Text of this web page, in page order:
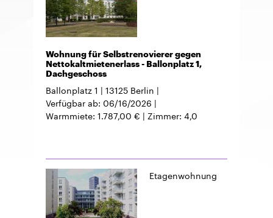
Wohnung für Selbstrenovierer gegen
Nettokaltmietenerlass - Ballonplatz 1,
Dachgeschoss
Ballonplatz 1 13125 Berlin
Verfügbar ab 06/16/2026
Warmmiete 1.787,00 € Zimmer 4,0
Etagenwohnung